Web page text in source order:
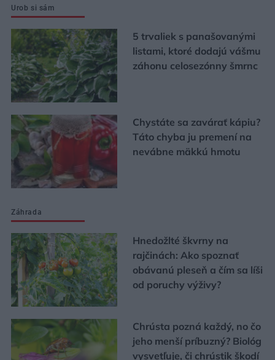
Urob si sám
5 trvaliek s panašovanými
listami, ktoré dodajú vášmu
záhonu celosezónny šmrnc
Chystáte sa zavárať kápiu?
Táto chyba ju premení na
nevábne mäkkú hmotu
Záhrada
Hnedožlté škvrny na
rajčinách: Ako spoznať
obávanú pleseň a čím sa líši
od poruchy výživy?
Chrústa pozná každý, no čo
jeho menší príbuzný? Biológ
vysvetľuje, či chrústik škodí